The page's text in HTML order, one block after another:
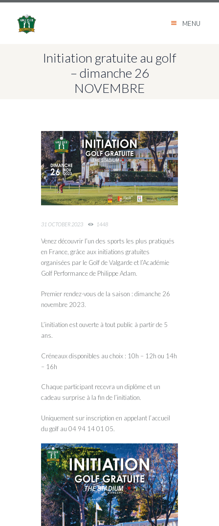
MENU
Initiation gratuite au golf
– dimanche 26
NOVEMBRE
31 OCTOBER 2023 1448
Venez découvrir l’un des sports les plus pratiqués
en France, grâce aux initiations gratuites
organisées par le Golf de Valgarde et l’Académie
Golf Performance de Philippe Adam.
Premier rendez-vous de la saison : dimanche 26
novembre 2023.
L’initiation est ouverte à tout public à partir de 5
ans.
Créneaux disponibles au choix : 10h – 12h ou 14h
– 16h
Chaque participant recevra un diplôme et un
cadeau surprise à la fin de l’initiation.
Uniquement sur inscription en appelant l’accueil
du golf au 04 94 14 01 05.